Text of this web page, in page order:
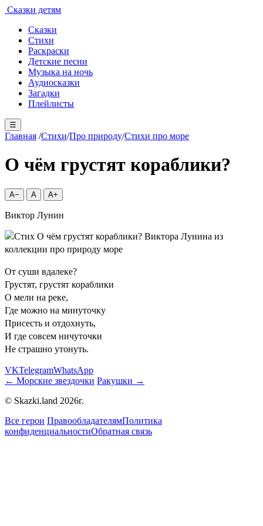
Сказки детям
Сказки
Стихи
Раскраски
Детские песни
Музыка на ночь
Аудиосказки
Загадки
Плейлисты
☰
Главная /Стихи/Про природу/Стихи про море
О чём грустят кораблики?
A− A A+
Виктор Лунин
От суши вдалеке?
Грустят, грустят кораблики
О мели на реке,
Где можно на минуточку
Присесть и отдохнуть,
И где совсем ничуточки
Не страшно утонуть.
VKTelegramWhatsApp
← Морские звездочки Ракушки →
© Skazki.land 2026г.
Все герои ПравообладателямПолитика
конфиденциальностиОбратная связь